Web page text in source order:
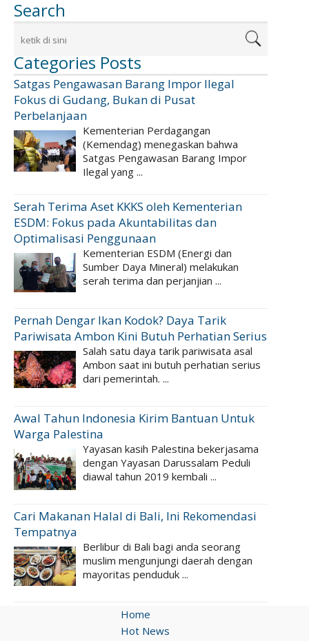
Search
Categories Posts
Satgas Pengawasan Barang Impor Ilegal
Fokus di Gudang, Bukan di Pusat
Perbelanjaan
Kementerian Perdagangan
(Kemendag) menegaskan bahwa
Satgas Pengawasan Barang Impor
Ilegal yang ...
Serah Terima Aset KKKS oleh Kementerian
ESDM: Fokus pada Akuntabilitas dan
Optimalisasi Penggunaan
Kementerian ESDM (Energi dan
Sumber Daya Mineral) melakukan
serah terima dan perjanjian ...
Pernah Dengar Ikan Kodok? Daya Tarik
Pariwisata Ambon Kini Butuh Perhatian Serius
Salah satu daya tarik pariwisata asal
Ambon saat ini butuh perhatian serius
dari pemerintah. ...
Awal Tahun Indonesia Kirim Bantuan Untuk
Warga Palestina
Yayasan kasih Palestina bekerjasama
dengan Yayasan Darussalam Peduli
diawal tahun 2019 kembali ...
Cari Makanan Halal di Bali, Ini Rekomendasi
Tempatnya
Berlibur di Bali bagi anda seorang
muslim mengunjungi daerah dengan
mayoritas penduduk ...
Home
Hot News